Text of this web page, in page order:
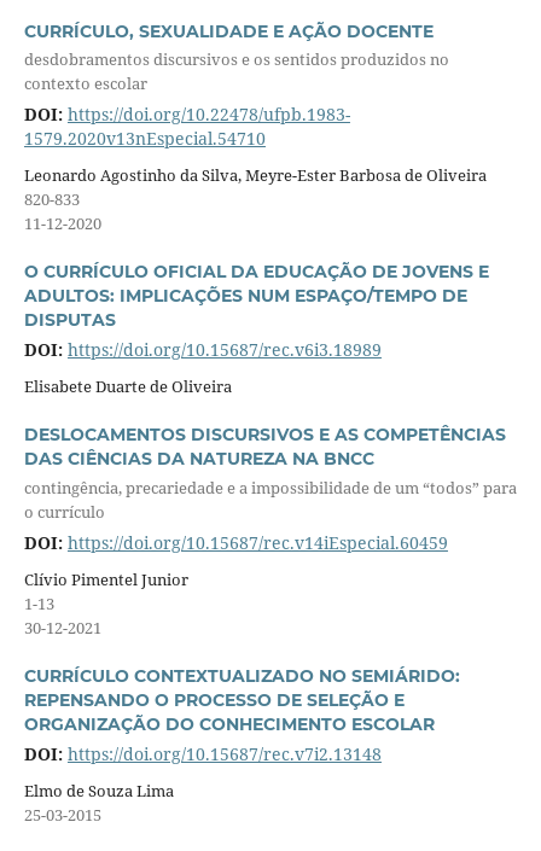
CURRÍCULO, SEXUALIDADE E AÇÃO DOCENTE
desdobramentos discursivos e os sentidos produzidos no
contexto escolar
DOI: https://doi.org/10.22478/ufpb.1983-
1579.2020v13nEspecial.54710
Leonardo Agostinho da Silva, Meyre-Ester Barbosa de Oliveira
820-833
11-12-2020
O CURRÍCULO OFICIAL DA EDUCAÇÃO DE JOVENS E
ADULTOS: IMPLICAÇÕES NUM ESPAÇO/TEMPO DE
DISPUTAS
DOI: https://doi.org/10.15687/rec.v6i3.18989
Elisabete Duarte de Oliveira
DESLOCAMENTOS DISCURSIVOS E AS COMPETÊNCIAS
DAS CIÊNCIAS DA NATUREZA NA BNCC
contingência, precariedade e a impossibilidade de um “todos” para
o currículo
DOI: https://doi.org/10.15687/rec.v14iEspecial.60459
Clívio Pimentel Junior
1-13
30-12-2021
CURRÍCULO CONTEXTUALIZADO NO SEMIÁRIDO:
REPENSANDO O PROCESSO DE SELEÇÃO E
ORGANIZAÇÃO DO CONHECIMENTO ESCOLAR
DOI: https://doi.org/10.15687/rec.v7i2.13148
Elmo de Souza Lima
25-03-2015